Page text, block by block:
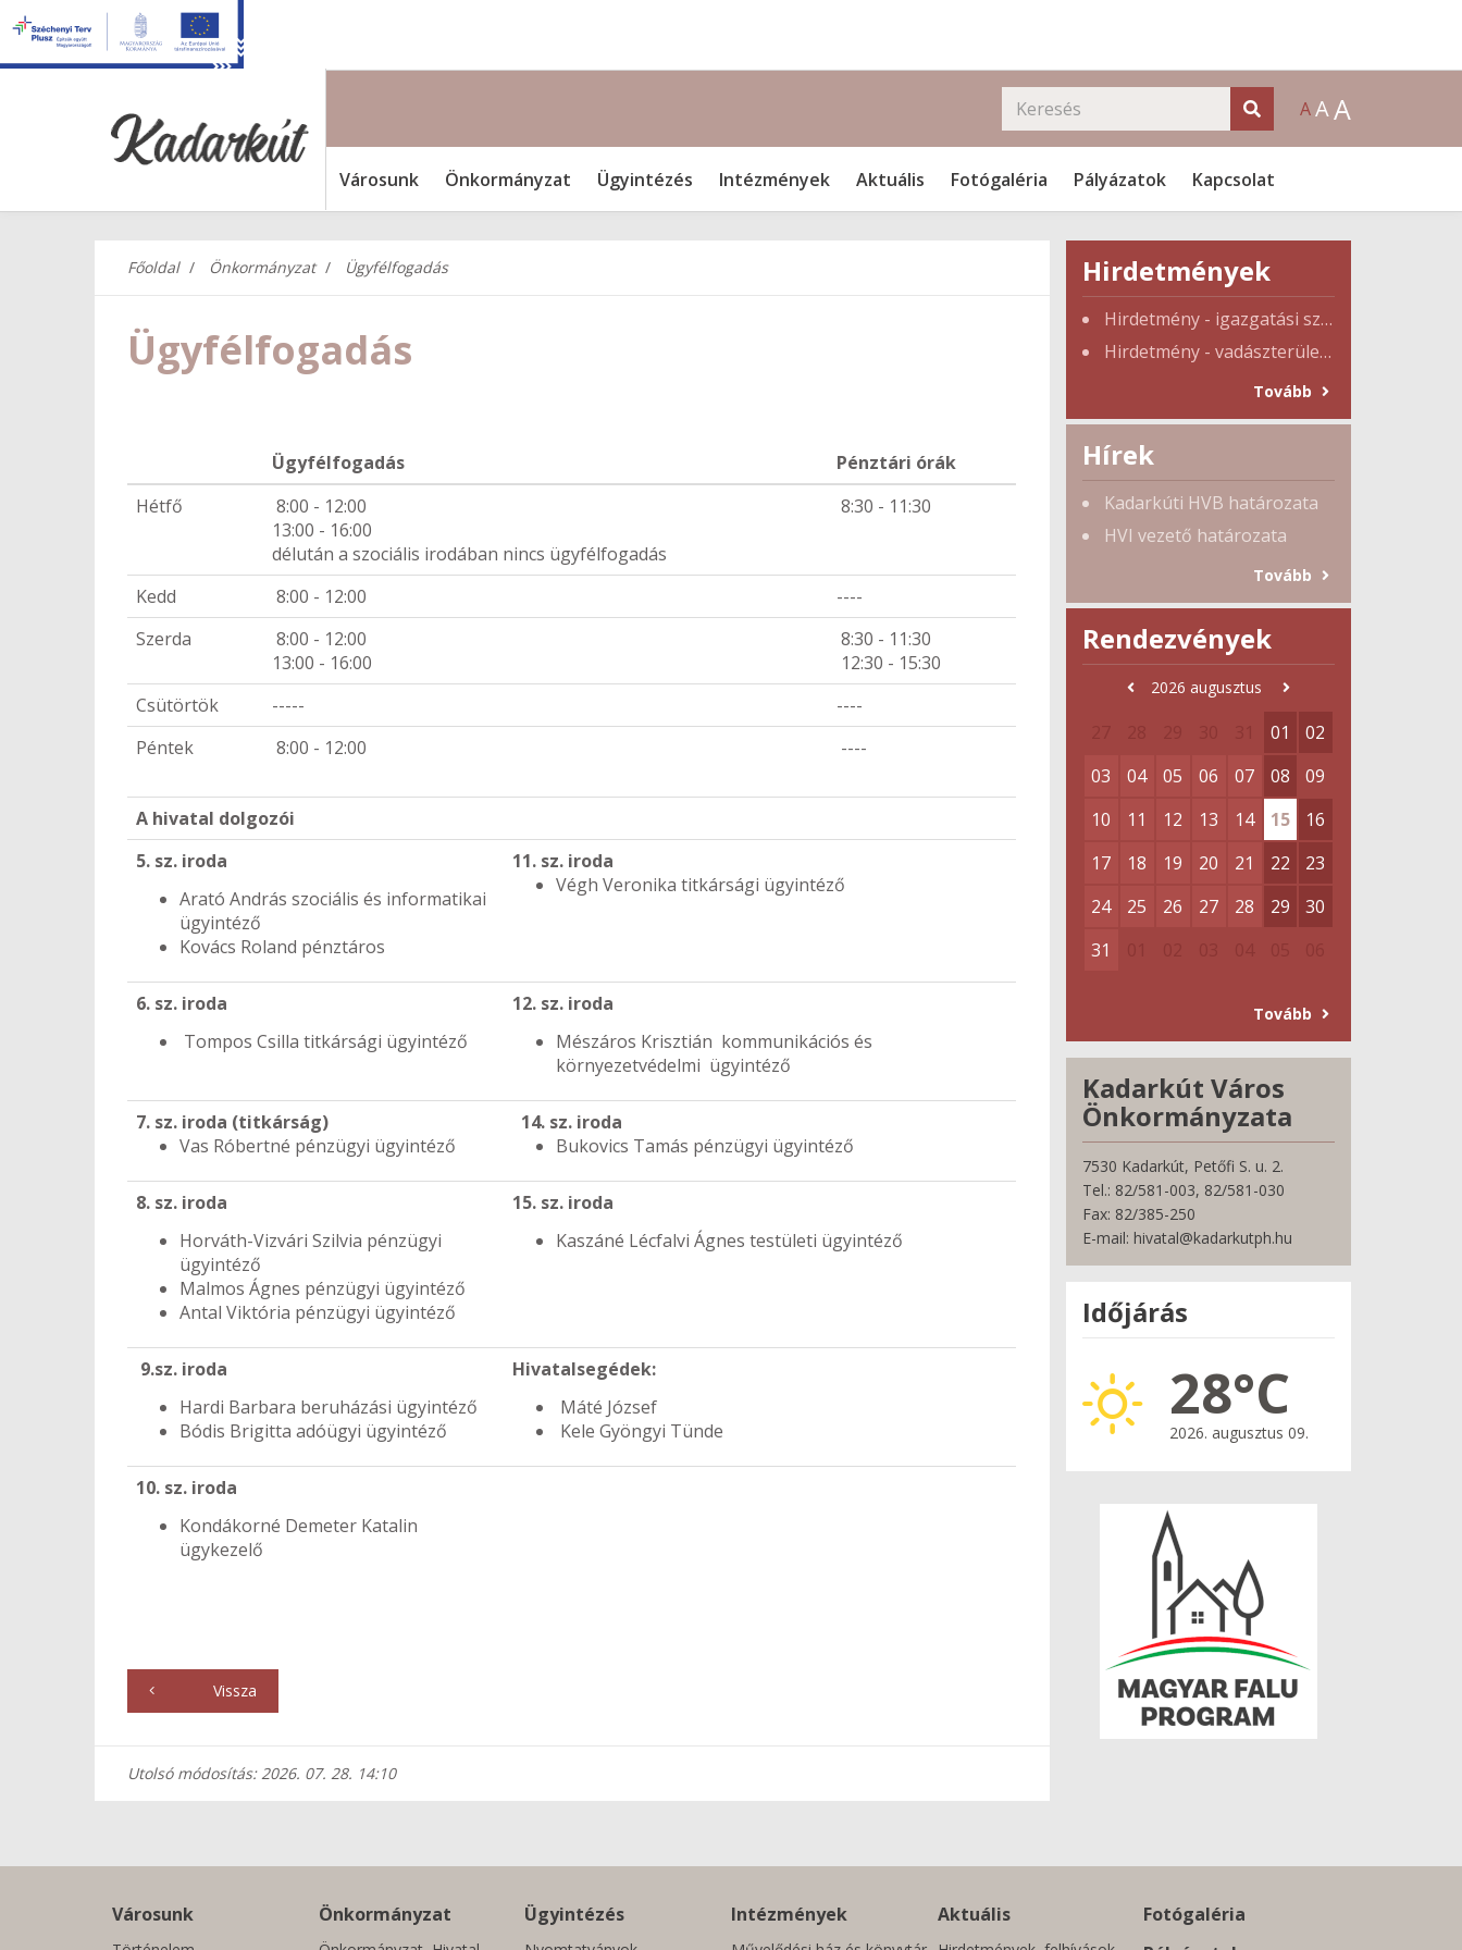
AAA
Városunk Önkormányzat Ügyintézés Intézmények Aktuális Fotógaléria Pályázatok Kapcsolat
Főoldal Önkormányzat Ügyfélfogadás
Ügyfélfogadás
Ügyfélfogadás
Pénztári órák
Hétfő
8:00 - 12:00
13:00 - 16:00
délután a szociális irodában nincs ügyfélfogadás
8:30 - 11:30
Kedd 8:00 - 12:00
----
Szerda
8:00 - 12:00
13:00 - 16:00
8:30 - 11:30
12:30 - 15:30
Csütörtök
-----
----
Péntek
8:00 - 12:00 ----
A hivatal dolgozói
5. sz. iroda
Arató András szociális és informatikai
ügyintéző
Kovács Roland pénztáros
11. sz. iroda
Végh Veronika titkársági ügyintéző
6. sz. iroda
Tompos Csilla titkársági ügyintéző
12. sz. iroda
Mészáros Krisztián kommunikációs és
környezetvédelmi ügyintéző
7. sz. iroda (titkárság)
Vas Róbertné pénzügyi ügyintéző
14. sz. iroda
Bukovics Tamás pénzügyi ügyintéző
8. sz. iroda
Horváth-Vizvári Szilvia pénzügyi
ügyintéző
Malmos Ágnes pénzügyi ügyintéző
Antal Viktória pénzügyi ügyintéző
15. sz. iroda
Kaszáné Lécfalvi Ágnes testületi ügyintéző
9.sz. iroda
Hardi Barbara beruházási ügyintéző
Bódis Brigitta adóügyi ügyintéző
Hivatalsegédek:
Máté József
Kele Gyöngyi Tünde
10. sz. iroda
Kondákorné Demeter Katalin
ügykezelő
Vissza
Utolsó módosítás: 2026. 07. 28. 14:10
Hirdetmények
Hirdetmény - igazgatási szünet
Hirdetmény - vadászterület tulajdonosi gyűlés
Tovább
Hírek
Kadarkúti HVB határozata
HVI vezető határozata
Tovább
Rendezvények
2026 augusztus
01
02
03
04 05 06 07 08
09
10
11 12 13 14 15
16
17
18 19 20 21 22
23
24
25 26 27 28 29
30
31
Tovább
Kadarkút Város
Önkormányzata
7530 Kadarkút, Petőfi S. u. 2.
Tel.: 82/581-003, 82/581-030
Fax: 82/385-250
E-mail: hivatal@kadarkutph.hu
Időjárás
28°C
2026. augusztus 09.
Városunk Önkormányzat Ügyintézés Intézmények Aktuális
Fotógaléria